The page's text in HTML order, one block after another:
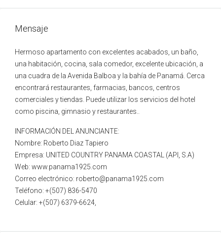
Mensaje
Hermoso apartamento con excelentes acabados, un baño,
una habitación, cocina, sala comedor, excelente ubicación, a
una cuadra de la Avenida Balboa y la bahía de Panamá. Cerca
encontrará restaurantes, farmacias, bancos, centros
comerciales y tiendas. Puede utilizar los servicios del hotel
como piscina, gimnasio y restaurantes..
INFORMACIÓN DEL ANUNCIANTE:
Nombre: Roberto Diaz Tapiero
Empresa: UNITED COUNTRY PANAMA COASTAL (API, S.A)
Web: www.panama1925.com
Correo electrónico: roberto@panama1925.com
Teléfono: +(507) 836-5470
Celular: +(507) 6379-6624,